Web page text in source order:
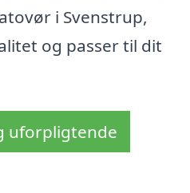
i Svenstrup,
og passer til dit
uforpligtende